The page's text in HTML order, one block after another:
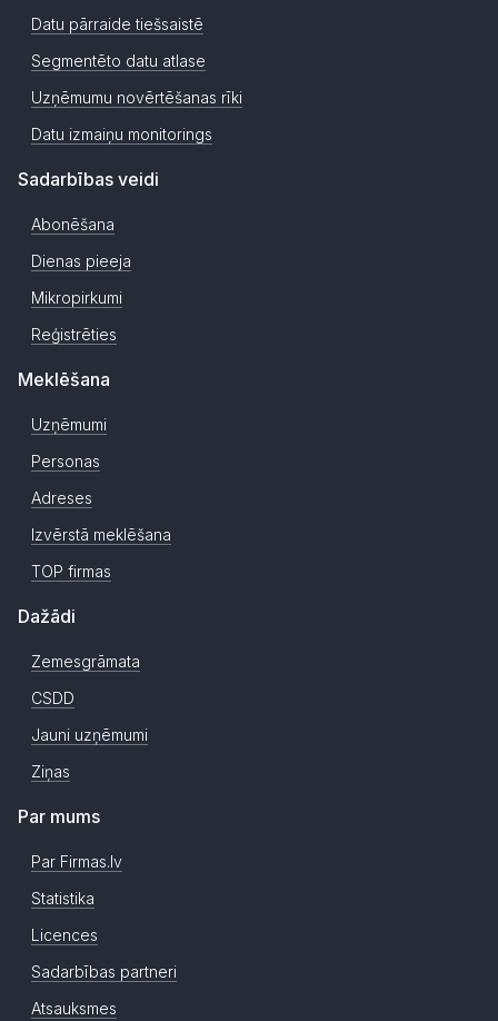
Datu pārraide tiešsaistē
Segmentēto datu atlase
Uzņēmumu novērtēšanas rīki
Datu izmaiņu monitorings
Sadarbības veidi
Abonēšana
Dienas pieeja
Mikropirkumi
Reģistrēties
Meklēšana
Uzņēmumi
Personas
Adreses
Izvērstā meklēšana
TOP firmas
Dažādi
Zemesgrāmata
CSDD
Jauni uzņēmumi
Ziņas
Par mums
Par Firmas.lv
Statistika
Licences
Sadarbības partneri
Atsauksmes